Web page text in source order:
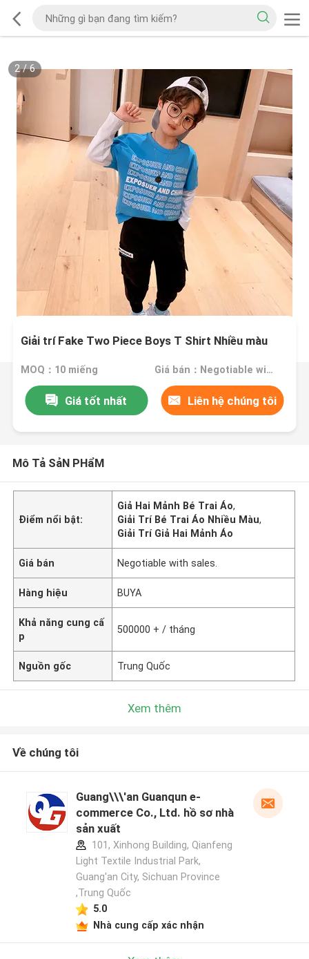
2/6
Giải trí Fake Two Piece Boys T Shirt Nhiều màu
MOQ：10 miếng Giá bán：Negotiable with sales.
Giá tốt nhất Liên hệ chúng tôi
Mô Tả SảN PHẩM
Điểm nổi bật:
Giả Hai Mảnh Bé Trai Áo,
Giải Trí Bé Trai Áo Nhiều Màu,
Giải Trí Giả Hai Mảnh Áo
Giá bán Negotiable with sales.
Hàng hiệu BUYA
Khả năng cung cấ
p
500000 + / tháng
Nguồn gốc Trung Quốc
Xem thêm
Về chúng tôi
Guang\\\'an Guanqun e-
commerce Co., Ltd. hồ sơ nhà
sản xuất
101, Xinhong Building, Qianfeng
Light Textile Industrial Park,
Guang'an City, Sichuan Province
,Trung Quốc
5.0
Nhà cung cấp xác nhận